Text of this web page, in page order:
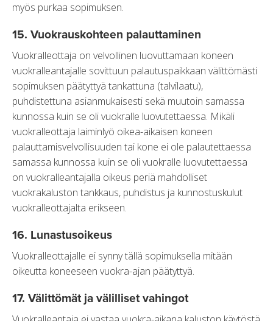
myös purkaa sopimuksen.
15. Vuokrauskohteen palauttaminen
Vuokralleottaja on velvollinen luovuttamaan koneen
vuokralleantajalle sovittuun palautuspaikkaan välittömästi
sopimuksen päätyttyä tankattuna (talvilaatu),
puhdistettuna asianmukaisesti sekä muutoin samassa
kunnossa kuin se oli vuokralle luovutettaessa. Mikäli
vuokralleottaja laiminlyö oikea-aikaisen koneen
palauttamisvelvollisuuden tai kone ei ole palautettaessa
samassa kunnossa kuin se oli vuokralle luovutettaessa
on vuokralleantajalla oikeus periä mahdolliset
vuokrakaluston tankkaus, puhdistus ja kunnostuskulut
vuokralleottajalta erikseen.
16. Lunastusoikeus
Vuokralleottajalle ei synny tällä sopimuksella mitään
oikeutta koneeseen vuokra-ajan päätyttyä.
17. Välittömät ja välilliset vahingot